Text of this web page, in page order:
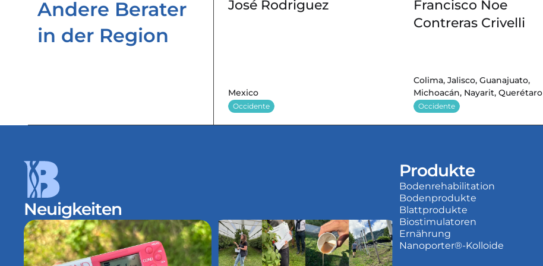
Andere Berater
in der Region
José Rodriguez
Mexico
Occidente
Francisco Noe
Contreras Crivelli
Colima, Jalisco, Guanajuato,
Michoacán, Nayarit, Querétaro
Occidente
Neuigkeiten
Produkte
Bodenrehabilitation
Bodenprodukte
Blattprodukte
Biostimulatoren
Ernährung
Nanoporter®-Kolloide